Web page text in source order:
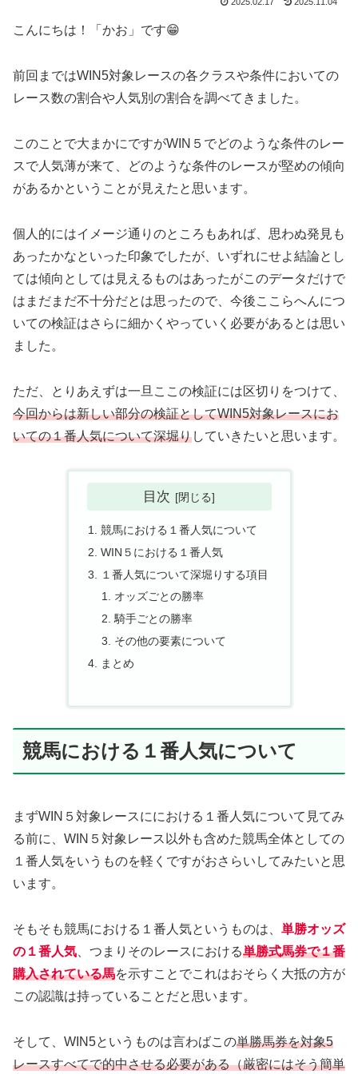
こんにちは！「かお」です😁
前回まではWIN5対象レースの各クラスや条件においての
レース数の割合や人気別の割合を調べてきました。
このことで大まかにですがWIN５でどのような条件のレー
スで人気薄が来て、どのような条件のレースが堅めの傾向
があるかということが見えたと思います。
個人的にはイメージ通りのところもあれば、思わぬ発見も
あったかなといった印象でしたが、いずれにせよ結論とし
ては傾向としては見えるものはあったがこのデータだけで
はまだまだ不十分だとは思ったので、今後ここらへんにつ
いての検証はさらに細かくやっていく必要があるとは思い
ました。
ただ、とりあえずは一旦ここの検証には区切りをつけて、
今回からは新しい部分の検証としてWIN5対象レースにお
いての１番人気について深堀りしていきたいと思います。
目次
競馬における１番人気について
WIN５における１番人気
１番人気について深堀りする項目
オッズごとの勝率
騎手ごとの勝率
その他の要素について
まとめ
競馬における１番人気について
まずWIN５対象レースににおける１番人気について見てみ
る前に、WIN５対象レース以外も含めた競馬全体としての
１番人気をいうものを軽くですがおさらいしてみたいと思
います。
そもそも競馬における１番人気というものは、 単勝オッズ
の１番人気 、つまりそのレースにおける単勝式馬券で１番
購入されている馬を示すことでこれはおそらく大抵の方が
この認識は持っていることだと思います。
そして、WIN5というものは言わばこの単勝馬券を対象5
レースすべてで的中させる必要がある（厳密にはそう簡単